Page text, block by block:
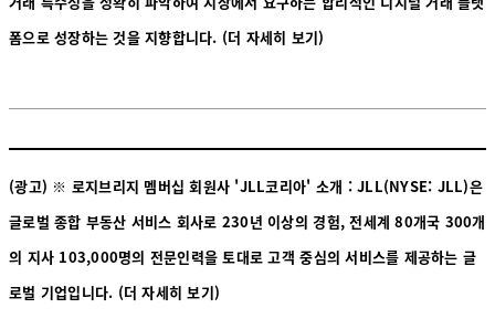
폼으로 성장하는 것을 지향합니다. (더 자세히 보기)
(광고) ※ 로지브리지 멤버십 회원사 'JLL코리아' 소개 : JLL(NYSE: JLL)은
글로벌 종합 부동산 서비스 회사로 230년 이상의 경험, 전세계 80개국 300개
의 지사 103,000명의 전문인력을 토대로 고객 중심의 서비스를 제공하는 글
로벌 기업입니다. (더 자세히 보기)